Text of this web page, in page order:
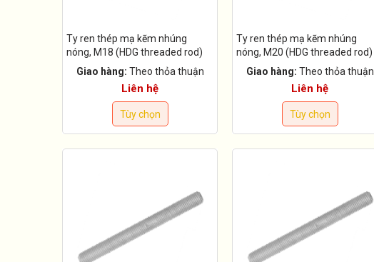
Ty ren thép mạ kẽm nhúng
nóng, M18 (HDG threaded rod)
Giao hàng: Theo thỏa thuận
Liên hệ
Tùy chọn
Ty ren thép mạ kẽm nhúng
nóng, M20 (HDG threaded rod)
Giao hàng: Theo thỏa thuận
Liên hệ
Tùy chọn